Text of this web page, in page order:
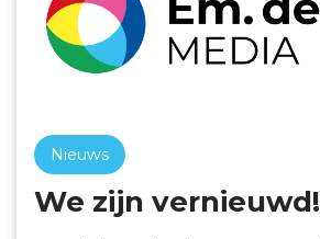
Nieuws
We zijn vernieuwd!